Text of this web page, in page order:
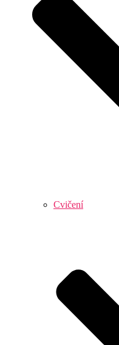
Cvičení